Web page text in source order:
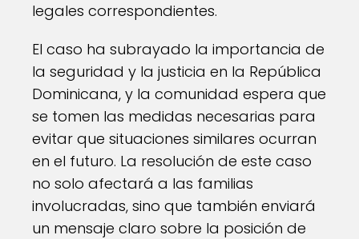
legales correspondientes.
El caso ha subrayado la importancia de
la seguridad y la justicia en la República
Dominicana, y la comunidad espera que
se tomen las medidas necesarias para
evitar que situaciones similares ocurran
en el futuro. La resolución de este caso
no solo afectará a las familias
involucradas, sino que también enviará
un mensaje claro sobre la posición de